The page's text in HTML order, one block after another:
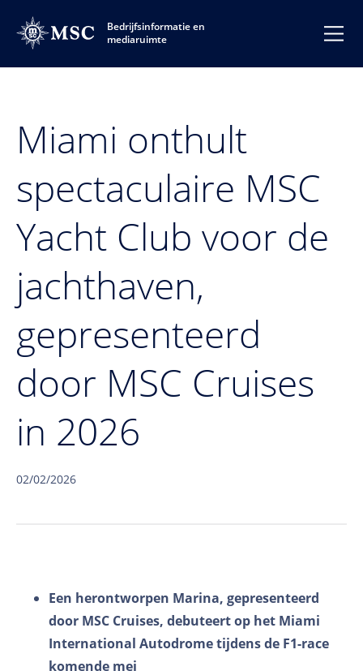
Bedrijfsinformatie en
mediaruimte
Miami onthult
spectaculaire MSC
Yacht Club voor de
jachthaven,
gepresenteerd
door MSC Cruises
in 2026
02/02/2026
Een herontworpen Marina, gepresenteerd
door MSC Cruises, debuteert op het Miami
International Autodrome tijdens de F1-race
komende mei